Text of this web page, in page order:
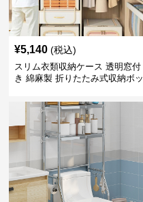
¥5,140 (税込)
スリム衣類収納ケース 透明窓付
き 綿麻製 折りたたみ式収納ボッ